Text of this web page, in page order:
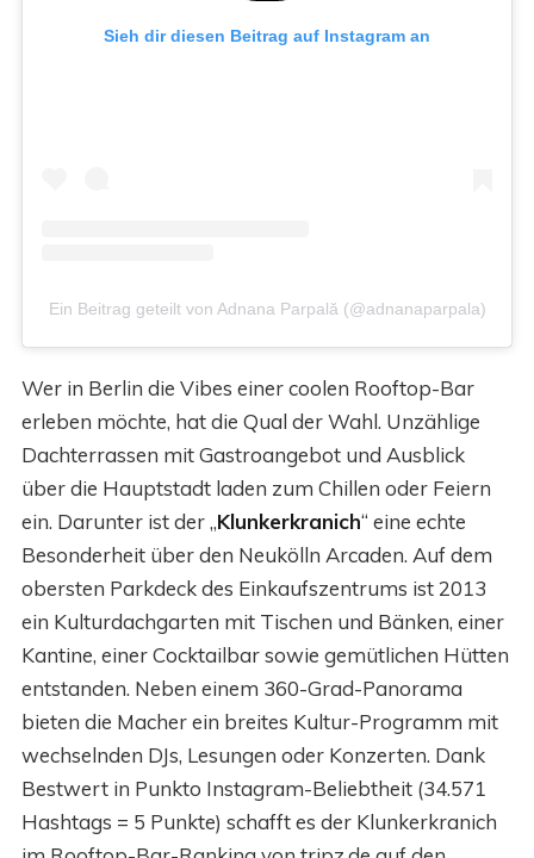
Sieh dir diesen Beitrag auf Instagram an
Ein Beitrag geteilt von Adnana Parpală (@adnanaparpala)
Wer in Berlin die Vibes einer coolen Rooftop-Bar
erleben möchte, hat die Qual der Wahl. Unzählige
Dachterrassen mit Gastroangebot und Ausblick
über die Hauptstadt laden zum Chillen oder Feiern
ein. Darunter ist der „Klunkerkranich“ eine echte
Besonderheit über den Neukölln Arcaden. Auf dem
obersten Parkdeck des Einkaufszentrums ist 2013
ein Kulturdachgarten mit Tischen und Bänken, einer
Kantine, einer Cocktailbar sowie gemütlichen Hütten
entstanden. Neben einem 360-Grad-Panorama
bieten die Macher ein breites Kultur-Programm mit
wechselnden DJs, Lesungen oder Konzerten. Dank
Bestwert in Punkto Instagram-Beliebtheit (34.571
Hashtags = 5 Punkte) schafft es der Klunkerkranich